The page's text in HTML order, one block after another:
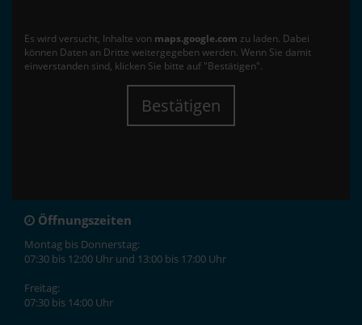
Es wird versucht, Inhalte von maps.google.com zu laden. Dabei
können Daten an Dritte weitergegeben werden. Wenn Sie damit
einverstanden sind, klicken Sie bitte auf "Bestätigen".
Bestätigen
Öffnungszeiten
Montag bis Donnerstag:
07:30 bis 12:00 Uhr und 13:00 bis 17:00 Uhr
Freitag:
07:30 bis 14:00 Uhr